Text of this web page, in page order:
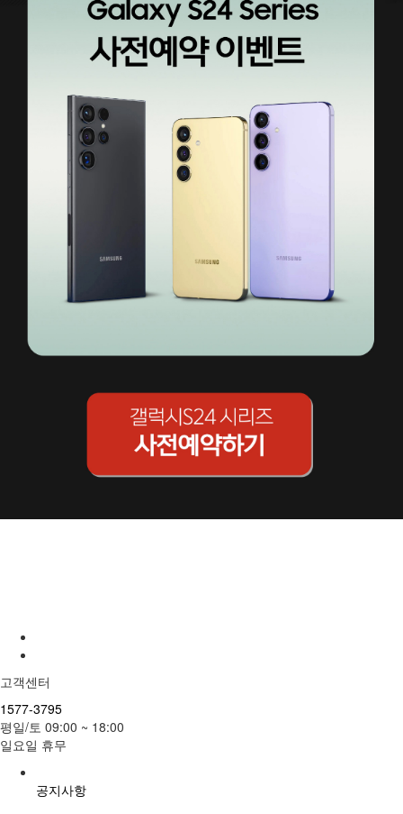
고객센터
1577-3795
평일/토 09:00 ~ 18:00
일요일 휴무
공지사항